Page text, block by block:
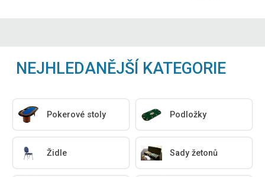
NEJHLEDANĚJŠÍ KATEGORIE
Pokerové stoly Podložky
Židle Sady žetonů